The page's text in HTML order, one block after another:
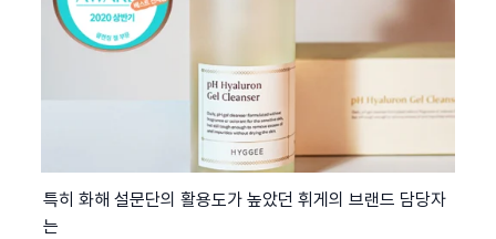
특히 화해 설문단의 활용도가 높았던 휘게의 브랜드 담당자
는